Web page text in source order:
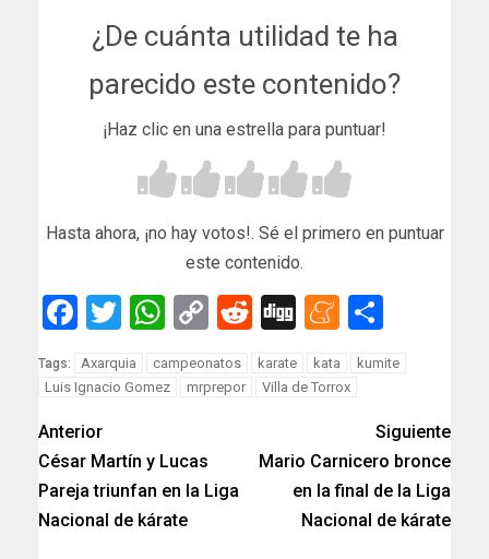
¿De cuánta utilidad te ha
parecido este contenido?
¡Haz clic en una estrella para puntuar!
Hasta ahora, ¡no hay votos!. Sé el primero en puntuar
este contenido.
Facebook
Twitter
WhatsApp
Copy
Link
Reddit
Digg
Tags: Axarquia campeonatos karate kata
kumite
Luis Ignacio Gomez
mrprepor Villa de Torrox
Anterior
César Martín y Lucas
Pareja triunfan en la Liga
Nacional de kárate
Siguiente
Mario Carnicero bronce
en la final de la Liga
Nacional de kárate